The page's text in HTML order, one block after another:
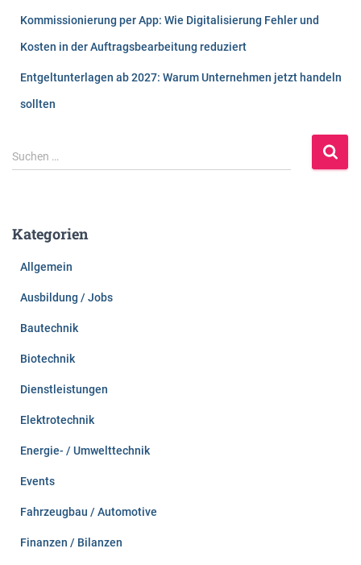
Kommissionierung per App: Wie Digitalisierung Fehler und
Kosten in der Auftragsbearbeitung reduziert
Entgeltunterlagen ab 2027: Warum Unternehmen jetzt handeln
sollten
S
u
n
Suchen …
Kategorien
Allgemein
Ausbildung / Jobs
Bautechnik
Biotechnik
Dienstleistungen
Elektrotechnik
Energie- / Umwelttechnik
Events
Fahrzeugbau / Automotive
Finanzen / Bilanzen